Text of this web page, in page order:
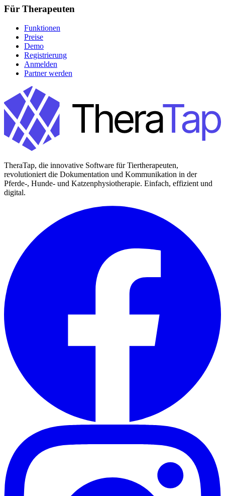
Für Therapeuten
Funktionen
Preise
Demo
Registrierung
Anmelden
Partner werden
TheraTap, die innovative Software für Tiertherapeuten,
revolutioniert die Dokumentation und Kommunikation in der
Pferde-, Hunde- und Katzenphysiotherapie. Einfach, effizient und
digital.